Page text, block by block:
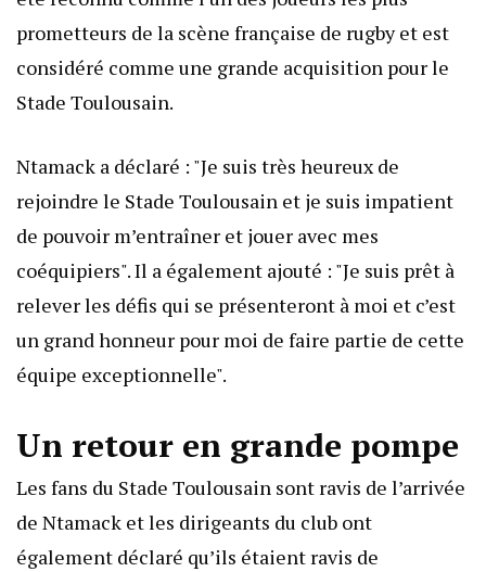
prometteurs de la scène française de rugby et est
considéré comme une grande acquisition pour le
Stade Toulousain.
Ntamack a déclaré : "Je suis très heureux de
rejoindre le Stade Toulousain et je suis impatient
de pouvoir m’entraîner et jouer avec mes
coéquipiers". Il a également ajouté : "Je suis prêt à
relever les défis qui se présenteront à moi et c’est
un grand honneur pour moi de faire partie de cette
équipe exceptionnelle".
Un retour en grande pompe
Les fans du Stade Toulousain sont ravis de l’arrivée
de Ntamack et les dirigeants du club ont
également déclaré qu’ils étaient ravis de